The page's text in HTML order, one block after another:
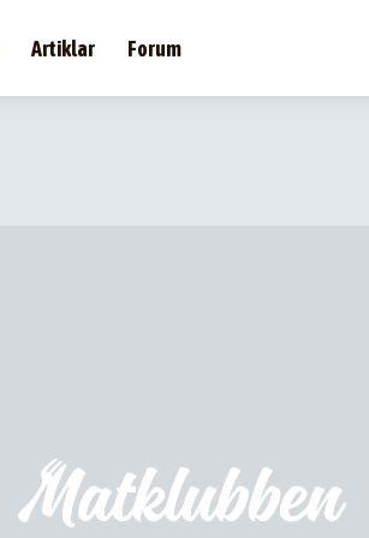
Artiklar Forum